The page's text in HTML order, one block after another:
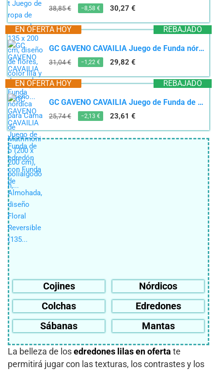
38,85 € −8,58 € 30,27 €
REBAJADO
EN OFERTA HOY
GC GAVENO CAVAILIA Juego de Funda nórdica para Cama de Matrimonio (200 x 200 cm), polialgodón,...
31,04 € −1,22 € 29,82 €
REBAJADO
EN OFERTA HOY
GC GAVENO CAVAILIA Juego de Funda de edredón con Funda de Almohada, diseño Floral Reversible (135...
25,74 € −2,13 € 23,61 €
Cojines
Nórdicos
Colchas
Edredones
Sábanas
Mantas
La belleza de los edredones lilas en oferta te
permitirá jugar con las texturas, los contrastes y los